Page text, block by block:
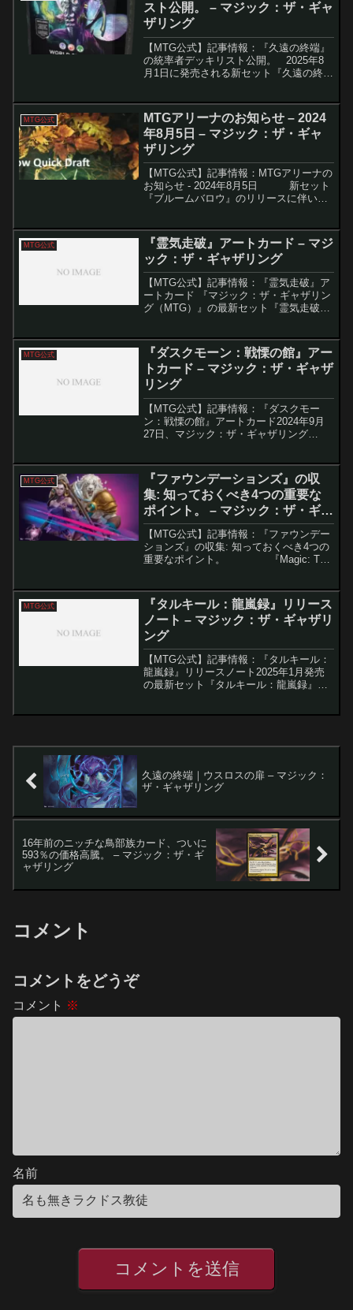
スト公開。 – マジック：ザ・ギャ
ザリング
【MTG公式】記事情報：『久遠の終端』
の統率者デッキリスト公開。 2025年8
月1日に発売される新セット『久遠の終
一環として、ソセラシステムをテーマに
した2種類...
MTG公式
MTGアリーナのお知らせ – 2024
年8月5日 – マジック：ザ・ギャ
ザリング
【MTG公式】記事情報：MTGアリーナの
お知らせ - 2024年8月5日 新セット
『ブルームバロウ』のリリースに伴い、
ザリング（MTG）のプレイヤーた...
MTG公式
『霊気走破』アートカード – マジ
ック：ザ・ギャザリング
【MTG公式】記事情報：『霊気走破』ア
ートカード 『マジック：ザ・ギャザリン
グ（MTG）』の最新セット『霊気走破』
だ。これらのイラストを存分に楽しめる
「アートカード」が登...
MTG公式
『ダスクモーン：戦慄の館』アー
トカード – マジック：ザ・ギャザ
リング
【MTG公式】記事情報：『ダスクモー
ン：戦慄の館』アートカード2024年9月
27日、マジック：ザ・ギャザリング
では、プレイブースターの開封時に手に
入れることができるア...
MTG公式
『ファウンデーションズ』の収
集: 知っておくべき4つの重要な
ポイント。 – マジック：ザ・ギャ
ザリング
【MTG公式】記事情報：『ファウンデー
ションズ』の収集: 知っておくべき4つの
重要なポイント。 『Magic: The
2024年1...
MTG公式
『タルキール：龍嵐録』リリース
ノート – マジック：ザ・ギャザリ
ング
【MTG公式】記事情報：『タルキール：
龍嵐録』リリースノート2025年1月発売
の最新セット『タルキール：龍嵐録』で
久遠の終端｜ウスロスの扉 – マジック：
ザ・ギャザリング
16年前のニッチな鳥部族カード、ついに
593％の価格高騰。 – マジック：ザ・ギ
ャザリング
コメント
コメントをどうぞ
コメント ※
名前